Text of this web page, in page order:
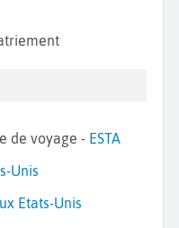
de voyage - ESTA
Unis
Etats-Unis